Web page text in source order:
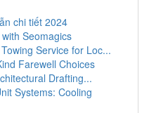
chi tiết 2024
Seomagics
Service for Loc...
Farewell Choices
Drafting...
Systems: Cooling